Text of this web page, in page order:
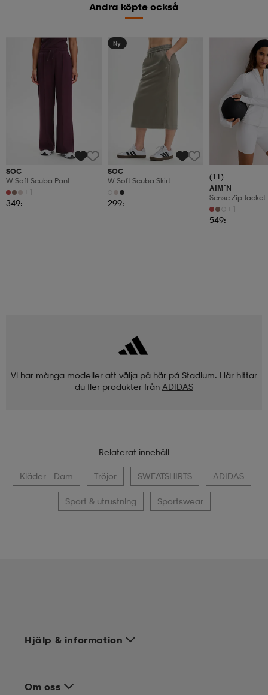
Andra köpte också
SOC
W Soft Scuba Pant
+1
349:-
Ny
SOC
W Soft Scuba Skirt
299:-
(11)
AIM´N
Sense Zip Jacket
+1
549:-
Vi har många modeller att välja på här på Stadium. Här hittar
du fler produkter från ADIDAS
Relaterat innehåll
Kläder - Dam Tröjor SWEATSHIRTS ADIDAS
Sport & utrustning Sportswear
Hjälp & information
Om oss